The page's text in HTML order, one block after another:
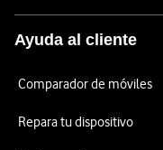
Ayuda al cliente
Comparador de móviles
Repara tu dispositivo